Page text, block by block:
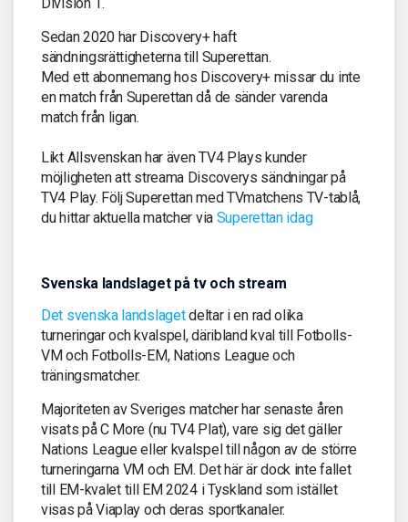
Sedan 2020 har Discovery+ haft
sändningsrättigheterna till Superettan.
Med ett abonnemang hos Discovery+ missar du inte
en match från Superettan då de sänder varenda
match från ligan.
Likt Allsvenskan har även TV4 Plays kunder
möjligheten att streama Discoverys sändningar på
TV4 Play. Följ Superettan med TVmatchens TV-tablå,
du hittar aktuella matcher via Superettan idag
Svenska landslaget på tv och stream
Det svenska landslagetdeltar i en rad olika
turneringar och kvalspel, däribland kval till Fotbolls-
VM och Fotbolls-EM, Nations League och
träningsmatcher.
Majoriteten av Sveriges matcher har senaste åren
visats på C More (nu TV4 Plat), vare sig det gäller
Nations League eller kvalspel till någon av de större
turneringarna VM och EM. Det här är dock inte fallet
till EM-kvalet till EM 2024 i Tyskland som istället
visas på Viaplay och deras sportkanaler.